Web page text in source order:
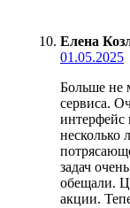
Елена
01.05.2025
Больше не
сервиса.
интерфейс
несколько
задач
обещали.
акции.